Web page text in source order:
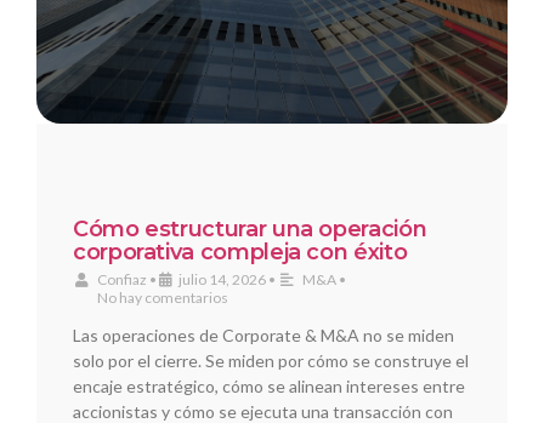
Cómo estructurar una operación
corporativa compleja con éxito
Confiaz • julio 14, 2026 • M&A •
No hay comentarios
Las operaciones de Corporate & M&A no se miden
solo por el cierre. Se miden por cómo se construye el
encaje estratégico, cómo se alinean intereses entre
accionistas y cómo se ejecuta una transacción con